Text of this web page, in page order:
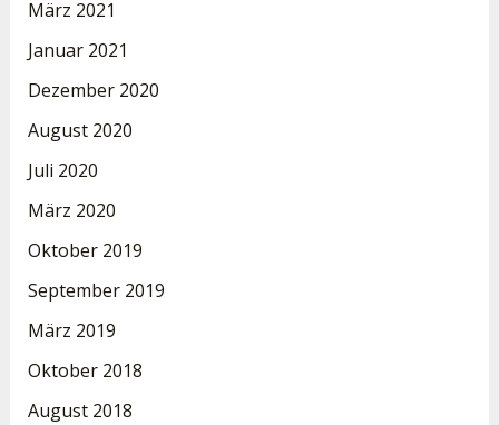
März 2021
Januar 2021
Dezember 2020
August 2020
Juli 2020
März 2020
Oktober 2019
September 2019
März 2019
Oktober 2018
August 2018